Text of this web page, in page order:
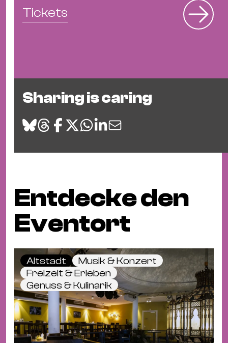
Tickets
Sharing is caring
Entdecke den
Eventort
Altstadt
Musik & Konzert
Freizeit & Erleben
Genuss & Kulinarik